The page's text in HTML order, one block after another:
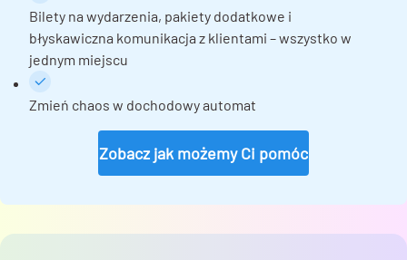
Bilety na wydarzenia, pakiety dodatkowe i
błyskawiczna komunikacja z klientami – wszystko w
jednym miejscu
Zmień chaos w dochodowy automat
Zobacz jak możemy Ci pomóc